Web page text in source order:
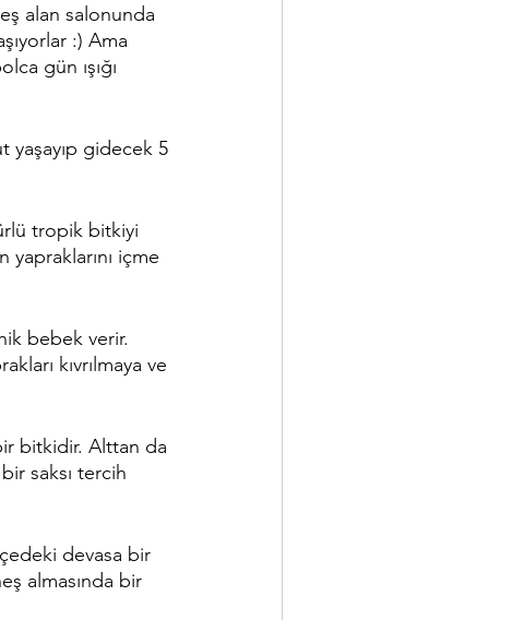
alan salonunda
:) Ama
gün ışığı
yaşayıp gidecek 5
tropik bitkiyi
içme
bebek verir.
kıvrılmaya ve
bitkidir. Alttan da
saksı tercih
devasa bir
almasında bir